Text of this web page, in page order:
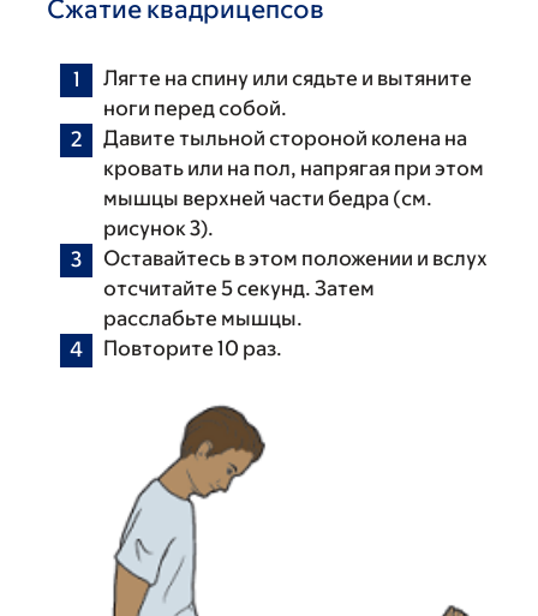
Сжатие квадрицепсов
Лягте на спину или сядьте и вытяните
ноги перед собой.
Давите тыльной стороной колена на
кровать или на пол, напрягая при этом
мышцы верхней части бедра (см.
рисунок 3).
Оставайтесь в этом положении и вслух
отсчитайте 5 секунд. Затем
расслабьте мышцы.
Повторите 10 раз.